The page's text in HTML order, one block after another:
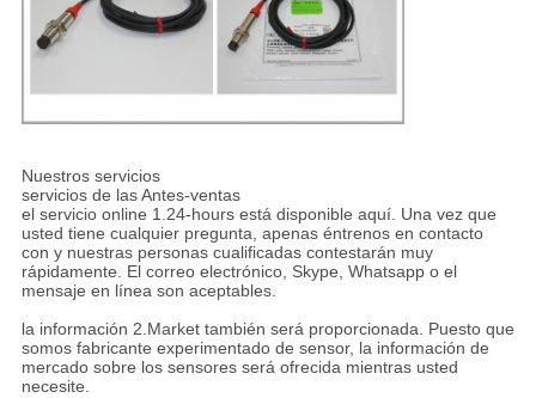
Nuestros servicios
servicios de las Antes-ventas
el servicio online 1.24-hours está disponible aquí. Una vez que
usted tiene cualquier pregunta, apenas éntrenos en contacto
con y nuestras personas cualificadas contestarán muy
rápidamente. El correo electrónico, Skype, Whatsapp o el
mensaje en línea son aceptables.
la información 2.Market también será proporcionada. Puesto que
somos fabricante experimentado de sensor, la información de
mercado sobre los sensores será ofrecida mientras usted
necesite.